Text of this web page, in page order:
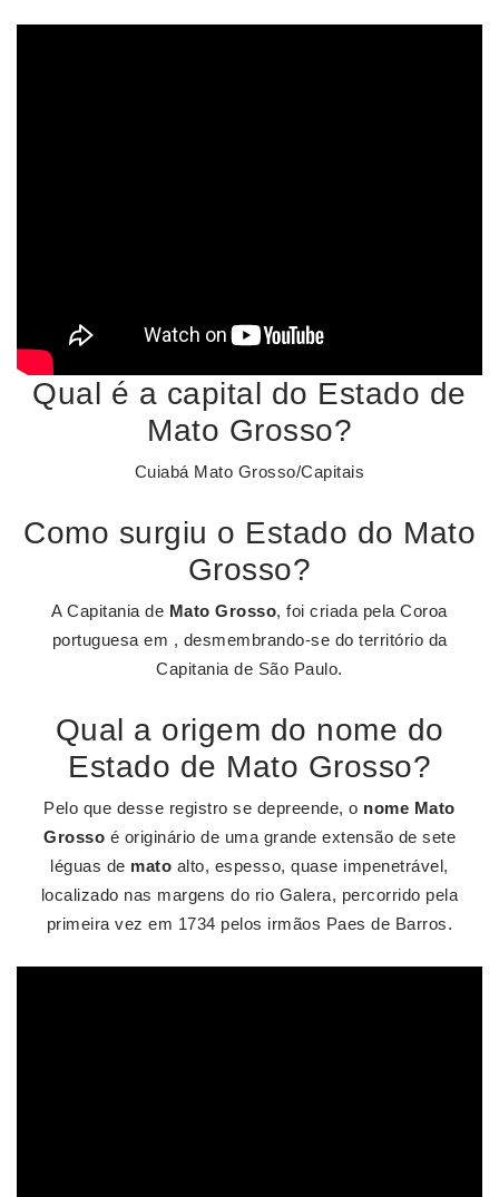
Qual é a capital do Estado de
Mato Grosso?
Cuiabá Mato Grosso/Capitais
Como surgiu o Estado do Mato
Grosso?
A Capitania de Mato Grosso, foi criada pela Coroa
portuguesa em , desmembrando-se do território da
Capitania de São Paulo.
Qual a origem do nome do
Estado de Mato Grosso?
Pelo que desse registro se depreende, o nome Mato
Grosso é originário de uma grande extensão de sete
léguas de mato alto, espesso, quase impenetrável,
localizado nas margens do rio Galera, percorrido pela
primeira vez em 1734 pelos irmãos Paes de Barros.